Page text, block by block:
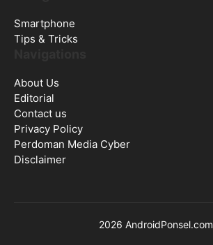
Smartphone
Tips & Tricks
About Us
Editorial
Contact us
Privacy Policy
Perdoman Media Cyber
Disclaimer
2026 AndroidPonsel.com